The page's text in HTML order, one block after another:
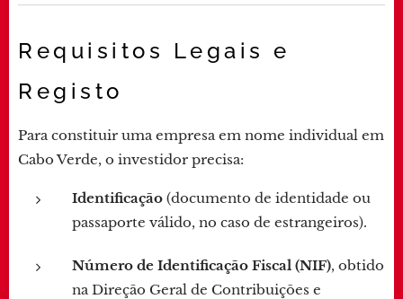
Requisitos Legais e
Registo
Para constituir uma empresa em nome individual em
Cabo Verde, o investidor precisa:
Identificação (documento de identidade ou
passaporte válido, no caso de estrangeiros).
Número de Identificação Fiscal (NIF), obtido
na Direção Geral de Contribuições e